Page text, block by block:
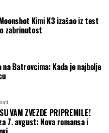
Kimi K3 izašao iz test
zabrinutost
na Batrovcima: Kada je najbolje
VAM ZVEZDE PRIPREMILE!
7. avgust: Nova romansa i